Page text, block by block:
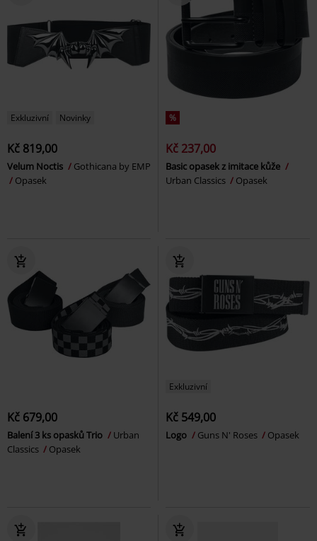
Exkluzivní Novinky
Kč 819,00
Velum Noctis
Gothicana by EMP
Opasek
%
Kč 237,00
Basic opasek z imitace kůže
Urban Classics
Opasek
Kč 679,00
Balení 3 ks opasků Trio
Urban
Classics
Opasek
Exkluzivní
Kč 549,00
Logo Guns N' Roses Opasek